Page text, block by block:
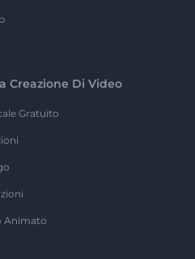
Creazione Di Video
Gratuito
Animato